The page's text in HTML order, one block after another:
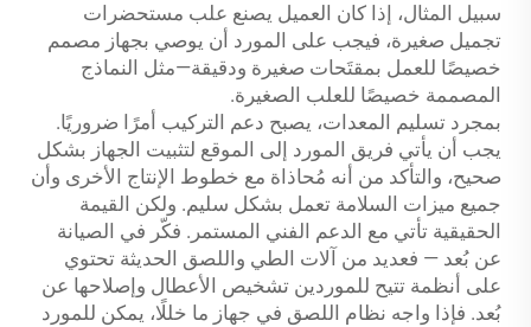
سبيل المثال، إذا كان العميل يصنع علب مستحضرات
تجميل صغيرة، فيجب على المورد أن يوصي بجهاز مصمم
خصيصًا للعمل بمقتَحات صغيرة ودقيقة—مثل النماذج
المصممة خصيصًا للعلب الصغيرة.
بمجرد تسليم المعدات، يصبح دعم التركيب أمرًا ضروريًا.
يجب أن يأتي فريق المورد إلى الموقع لتثبيت الجهاز بشكل
صحيح، والتأكد من أنه مُحاذاة مع خطوط الإنتاج الأخرى وأن
جميع ميزات السلامة تعمل بشكل سليم. ولكن القيمة
الحقيقية تأتي مع الدعم الفني المستمر. فكّر في الصيانة
عن بُعد — فعديد من آلات الطي واللصق الحديثة تحتوي
على أنظمة تتيح للموردين تشخيص الأعطال وإصلاحها عن
بُعد. فإذا واجه نظام اللصق في جهاز ما خللًا، يمكن للمورد